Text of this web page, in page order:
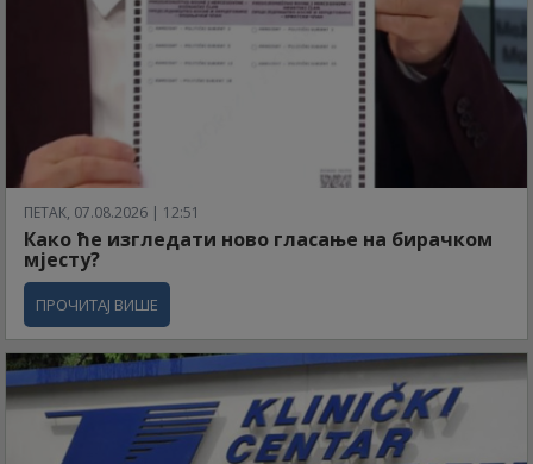
ПЕТАК, 07.08.2026 | 12:51
Како ће изгледати ново гласање на бирачком
мјесту?
ПРОЧИТАЈ ВИШЕ